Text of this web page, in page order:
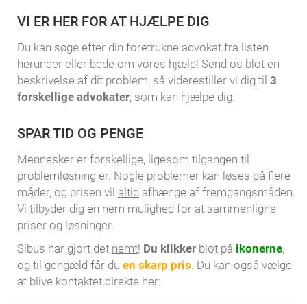
VI ER HER FOR AT HJÆLPE DIG
Du kan søge efter din foretrukne advokat fra listen
herunder eller bede om vores hjælp! Send os blot en
beskrivelse af dit problem, så viderestiller vi dig til 3
forskellige advokater, som kan hjælpe dig.
SPAR TID OG PENGE
Mennesker er forskellige, ligesom tilgangen til
problemløsning er. Nogle problemer kan løses på flere
måder, og prisen vil altid afhænge af fremgangsmåden.
Vi tilbyder dig en nem mulighed for at sammenligne
priser og løsninger.
Sibus har gjort det nemt! Du klikker blot på ikonerne,
og til gengæld får du en skarp pris . Du kan også vælge
at blive kontaktet direkte her: